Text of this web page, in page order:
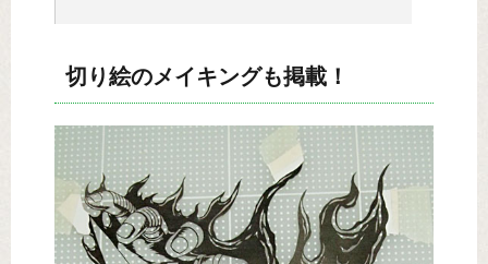
切り絵のメイキングも掲載！